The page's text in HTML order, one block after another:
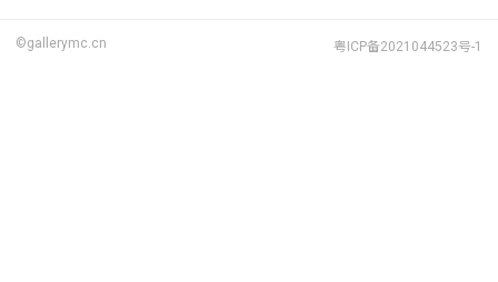
©gallerymc.cn 粤ICP备2021044523号-1